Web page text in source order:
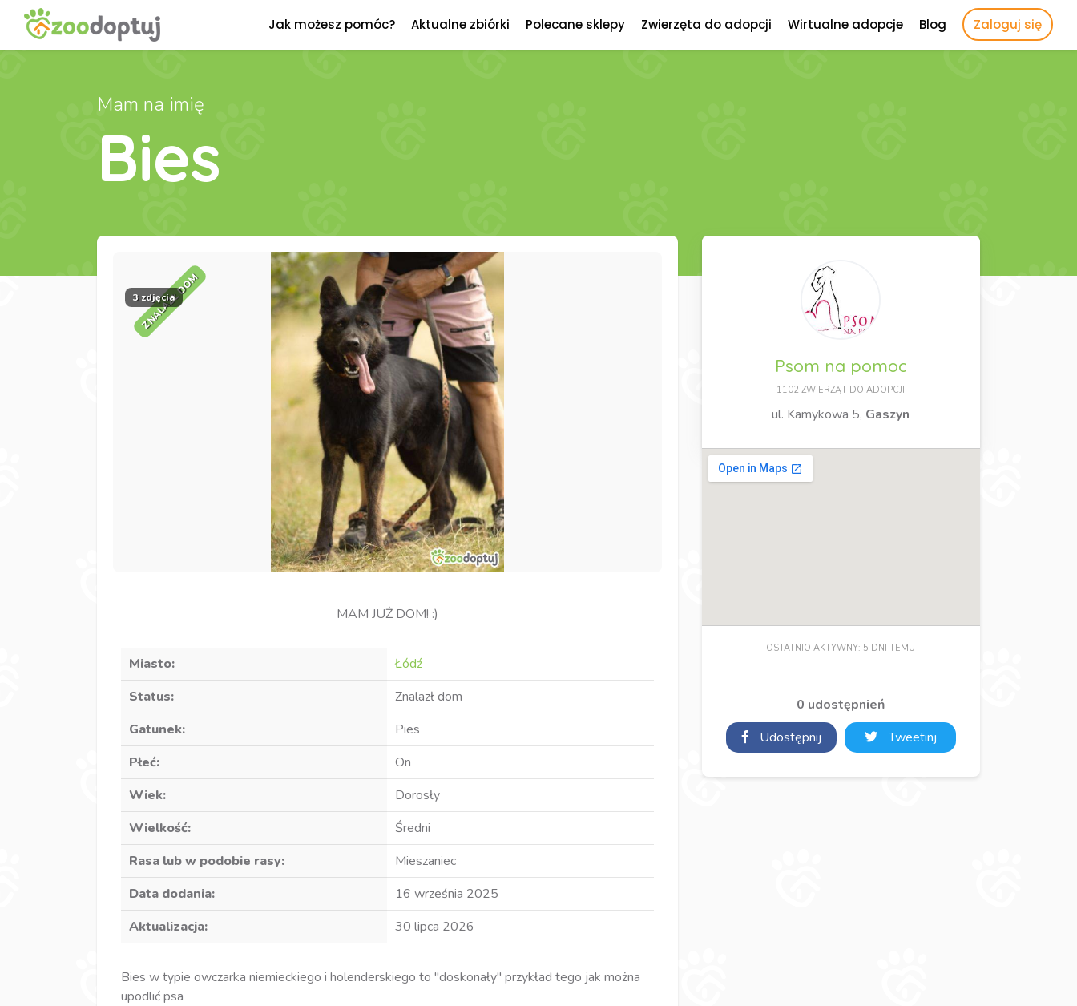
Jak możesz pomóc? Aktualne zbiórki Polecane sklepy Zwierzęta do adopcji Wirtualne adopcje Blog Zaloguj się
Mam na imię
Bies
ZNALAZŁ DOM
3 zdjęcia
MAM JUŻ DOM! :)
Miasto:
Łódź
Status:
Znalazł dom
Gatunek:
Pies
Płeć:
On
Wiek:
Dorosły
Wielkość:
Średni
Rasa lub w podobie rasy:
Mieszaniec
Data dodania:
16 września 2025
Aktualizacja:
30 lipca 2026
Bies w typie owczarka niemieckiego i holenderskiego to "doskonały" przykład tego jak można
upodlić psa
Psom na pomoc
1102 ZWIERZĄT DO ADOPCJI
ul. Kamykowa 5, Gaszyn
OSTATNIO AKTYWNY: 5 DNI TEMU
0 udostępnień
Udostępnij
Tweetinj